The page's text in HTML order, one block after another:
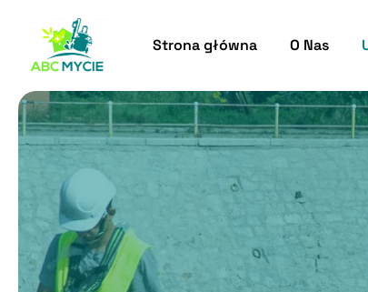
Strona główna O Nas